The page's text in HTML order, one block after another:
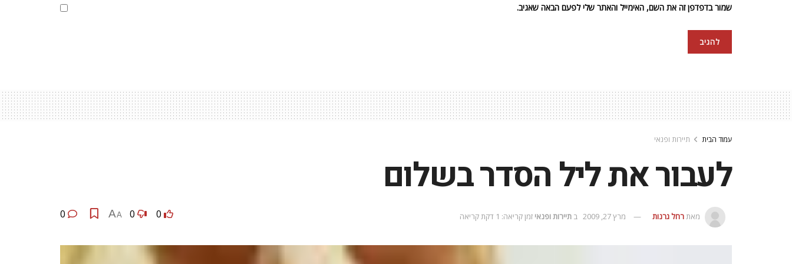
שמור בדפדפן זה את השם, האימייל והאתר שלי לפעם הבאה שאגיב.
עמוד הבית תיירות ופנאי
לעבור את ליל הסדר בשלום
מאתרחל גרנות מרץ 27, 2009 ב תיירות ופנאי זמן קריאה: 1 דקת קריאה 0
0
A
A